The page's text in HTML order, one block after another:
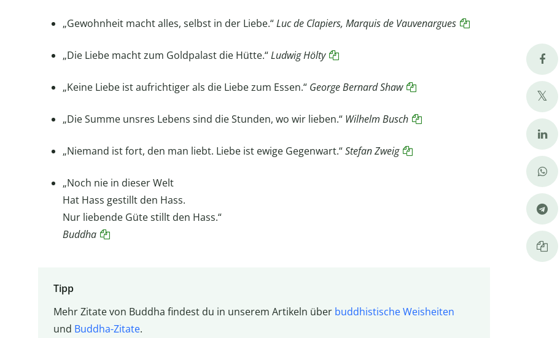
„Gewohnheit macht alles, selbst in der Liebe.“Luc de Clapiers, Marquis de Vauvenargues
„Die Liebe macht zum Goldpalast die Hütte.“Ludwig Hölty
„Keine Liebe ist aufrichtiger als die Liebe zum Essen.“ George Bernard Shaw
„Die Summe unsres Lebens sind die Stunden, wo wir lieben.“ Wilhelm Busch
„Niemand ist fort, den man liebt. Liebe ist ewige Gegenwart.“Stefan Zweig
„Noch nie in dieser Welt
Hat Hass gestillt den Hass.
Nur liebende Güte stillt den Hass.“
Buddha
Tipp
Mehr Zitate von Buddha findest du in unserem Artikeln über buddhistische Weisheiten
und Buddha-Zitate.